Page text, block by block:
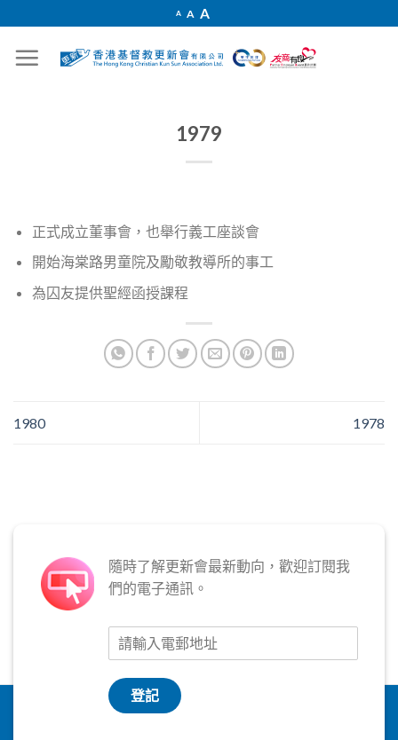
content
ADecrease
size.
AReset
size.
AIncrease
font
size.
1979
正式成立董事會，也舉行義工座談會
開始海棠路男童院及勵敬教導所的事工
為囚友提供聖經函授課程
1980 1978
隨時了解更新會最新動向，歡迎訂閱我
們的電子通訊。
登記